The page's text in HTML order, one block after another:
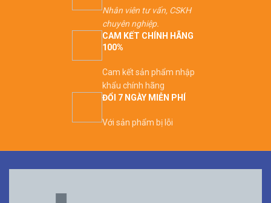
Nhân viên tư vấn, CSKH
chuyên nghiệp.
CAM KẾT CHÍNH HÃNG
100%
Cam kết sản phẩm nhập
khẩu chính hãng
ĐỔI 7 NGÀY MIỄN PHÍ
Với sản phẩm bị lỗi